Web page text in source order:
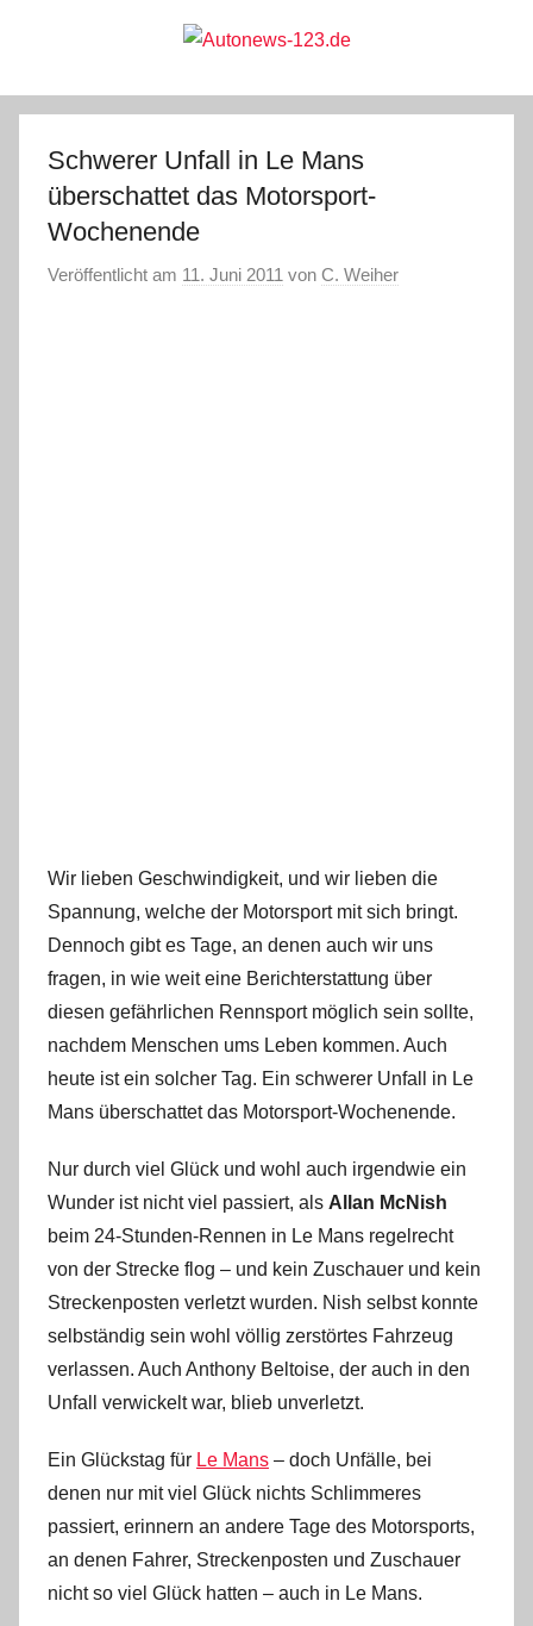
Autonews-
123.de
Schwerer Unfall in Le Mans
überschattet das Motorsport-
Wochenende
Veröffentlicht am 11. Juni 2011 von C. Weiher
Wir lieben Geschwindigkeit, und wir lieben die
Spannung, welche der Motorsport mit sich bringt.
Dennoch gibt es Tage, an denen auch wir uns
fragen, in wie weit eine Berichterstattung über
diesen gefährlichen Rennsport möglich sein sollte,
nachdem Menschen ums Leben kommen. Auch
heute ist ein solcher Tag. Ein schwerer Unfall in Le
Mans überschattet das Motorsport-Wochenende.
Nur durch viel Glück und wohl auch irgendwie ein
Wunder ist nicht viel passiert, als Allan McNish
beim 24-Stunden-Rennen in Le Mans regelrecht
von der Strecke flog – und kein Zuschauer und kein
Streckenposten verletzt wurden. Nish selbst konnte
selbständig sein wohl völlig zerstörtes Fahrzeug
verlassen. Auch Anthony Beltoise, der auch in den
Unfall verwickelt war, blieb unverletzt.
Ein Glückstag für Le Mans – doch Unfälle, bei
denen nur mit viel Glück nichts Schlimmeres
passiert, erinnern an andere Tage des Motorsports,
an denen Fahrer, Streckenposten und Zuschauer
nicht so viel Glück hatten – auch in Le Mans.